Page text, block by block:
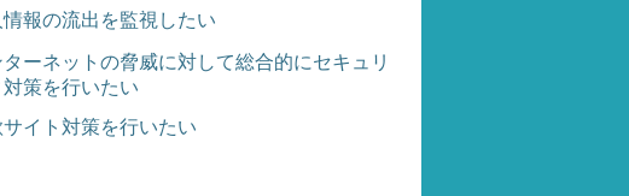
報の流出を監視したい
ターネットの脅威に対して総合的にセキュリ
対策を行いたい
イト対策を行いたい